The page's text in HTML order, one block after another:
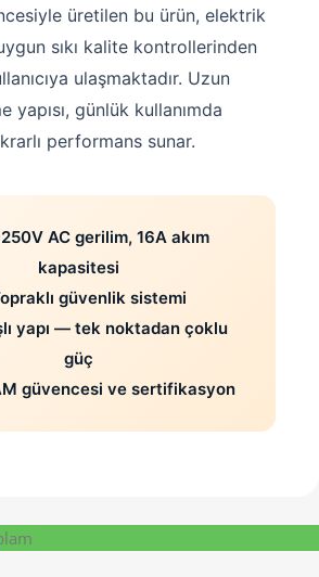
üretilen bu ürün, elektrik
sıkı kalite kontrollerinden
ulaşmaktadır. Uzun
yapısı, günlük kullanımda
performans sunar.
AC gerilim, 16A akım
kapasitesi
güvenlik sistemi
yapı — tek noktadan çoklu
güç
güvencesi ve sertifikasyon